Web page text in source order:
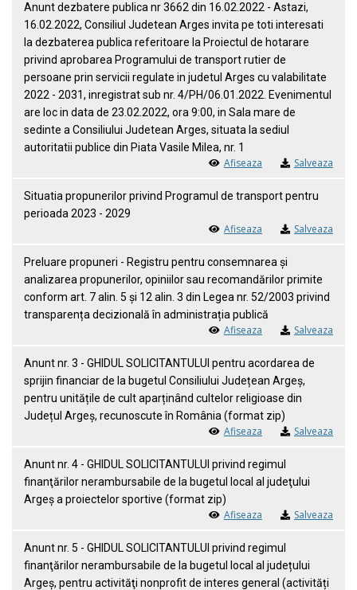
Anunt dezbatere publica nr 3662 din 16.02.2022 - Astazi,
16.02.2022, Consiliul Judetean Arges invita pe toti interesati
la dezbaterea publica referitoare la Proiectul de hotarare
privind aprobarea Programului de transport rutier de
persoane prin servicii regulate in judetul Arges cu valabilitate
2022 - 2031, inregistrat sub nr. 4/PH/06.01.2022. Evenimentul
are loc in data de 23.02.2022, ora 9:00, in Sala mare de
sedinte a Consiliului Judetean Arges, situata la sediul
autoritatii publice din Piata Vasile Milea, nr. 1
Afiseaza Salveaza
Situatia propunerilor privind Programul de transport pentru
perioada 2023 - 2029
Afiseaza Salveaza
Preluare propuneri - Registru pentru consemnarea și
analizarea propunerilor, opiniilor sau recomandărilor primite
conform art. 7 alin. 5 și 12 alin. 3 din Legea nr. 52/2003 privind
transparența decizională în administrația publică
Afiseaza Salveaza
Anunt nr. 3 - GHIDUL SOLICITANTULUI pentru acordarea de
sprijin financiar de la bugetul Consiliului Județean Argeș,
pentru unitățile de cult aparținând cultelor religioase din
Județul Argeș, recunoscute în România (format zip)
Afiseaza Salveaza
Anunt nr. 4 - GHIDUL SOLICITANTULUI privind regimul
finanţărilor nerambursabile de la bugetul local al judeţului
Argeş a proiectelor sportive (format zip)
Afiseaza Salveaza
Anunt nr. 5 - GHIDUL SOLICITANTULUI privind regimul
finanţărilor nerambursabile de la bugetul local al județului
Argeș, pentru activităţi nonprofit de interes general (activități